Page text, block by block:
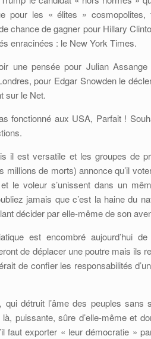
pour les « élites »
chance de gagner pour Hillary
enracinées : le New York Times.
une pensée pour Julian
pour Edgar Snowden le
sur le Net.
fonctionné aux USA, Parfait !
il est versatile et les groupes de
millions de morts) annonce qu’il
le voleur s’unissent dans un
jamais que c’est la haine du
décider par elle-même de son
est encombré aujourd’hui
de déplacer une poutre mais ils
de confier les responsabilités
qui détruit l’âme des peuples
puissante, sûre d’elle-même et
faut exporter « leur démocratie »